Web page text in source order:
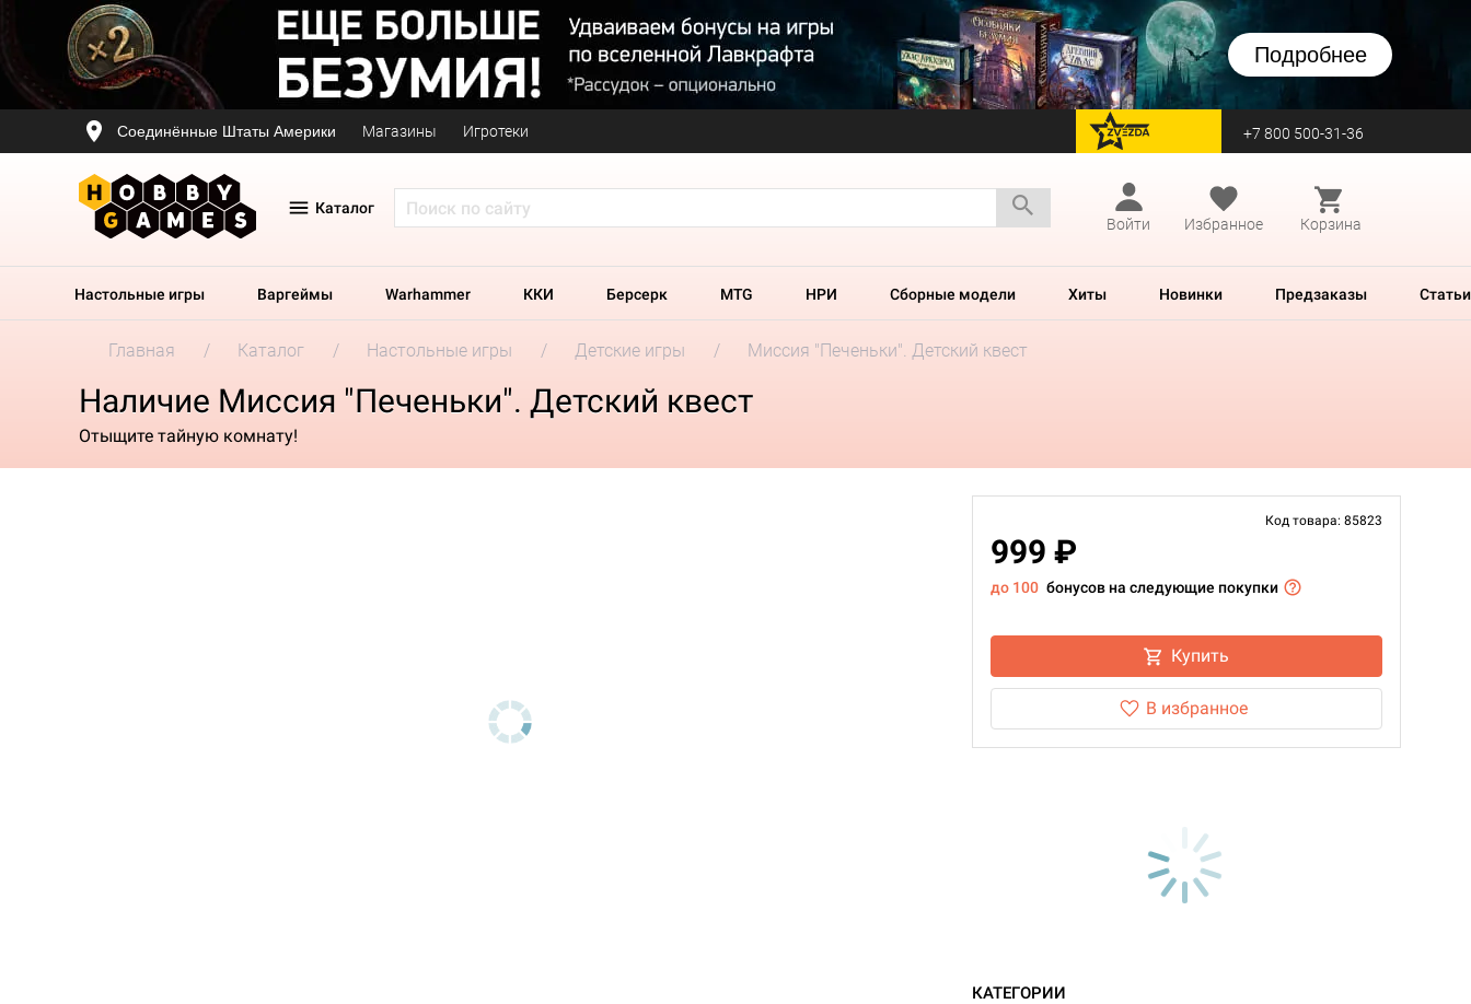
Подробнее
Соединённые Штаты Америки Магазины Игротеки перейти на Zvezda +7 800 500-31-36
Каталог
Войти
Избранное Корзина
Настольные игры Варгеймы Warhammer ККИ Берсерк MTG НРИ Сборные модели Хиты Новинки Предзаказы Статьи
Главная Каталог Настольные игры Детские игры Миссия "Печеньки". Детский квест
Наличие Миссия "Печеньки". Детский квест
Отыщите тайную комнату!
Код товара: 85823
999 ₽
до 100 бонусов на следующие покупки
Купить
В избранное
КАТЕГОРИИ